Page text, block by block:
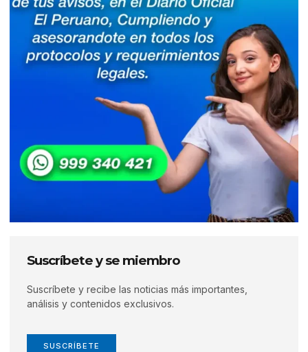
Suscríbete y se miembro
Suscríbete y recibe las noticias más importantes,
análisis y contenidos exclusivos.
SUSCRÍBETE